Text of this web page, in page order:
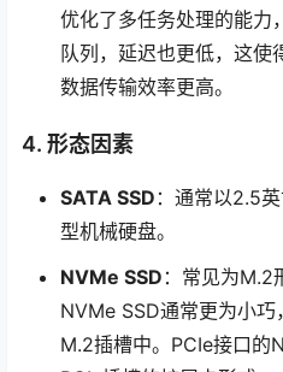
优化了多任务处理的能力
队列，延迟也更低，这使
数据传输效率更高。
4. 形态因素
SATA SSD ：通常以2.5
型机械硬盘。
NVMe SSD ：常见为M.2
NVMe SSD通常更为小
M.2插槽中。PCIe接口的